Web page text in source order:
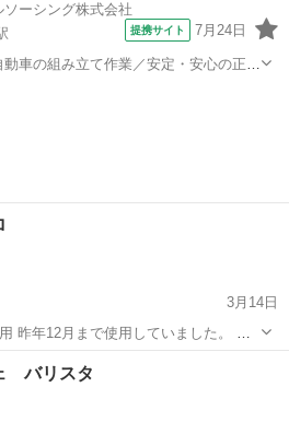
ソーシング株式会社
提携サイト 7月24日
車の組み立て作業／安定・安心の正社
3月14日
ホ
入ください。
キッチン家電
バリスタ